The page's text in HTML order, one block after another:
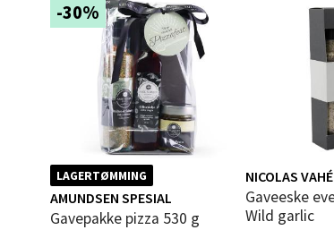
-30%
LAGERTØMMING
AMUNDSEN SPESIAL
Gavepakke pizza 530 g
NICOLAS VAHÉ
Gaveeske everyday mix &
Wild garlic